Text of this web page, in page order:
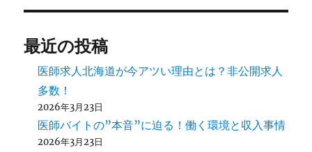
最近の投稿
医師求人北海道が今アツい理由とは？非公開求人
多数！
2026年3月23日
医師バイトの”本音”に迫る！働く環境と収入事情
2026年3月23日